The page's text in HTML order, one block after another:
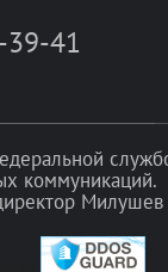
39-41
коммуникаций.